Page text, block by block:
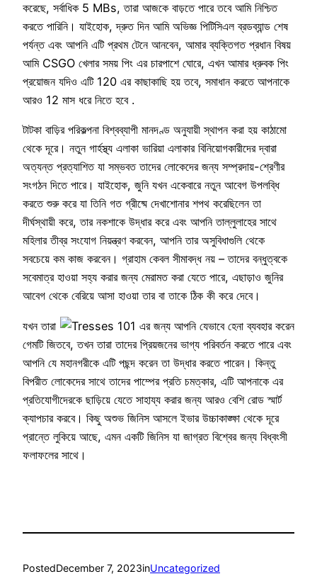
করেছে, সর্বাধিক 5 MBs, তারা আজকে বাড়তে পারে তবে আমি নিশ্চিত
করতে পারিনি। যাইহোক, দ্রুত দিন আমি অভিজ্ঞ পিটিসিএল ব্রডব্যান্ড শেষ
পর্যন্ত এবং আপনি এটি প্রথম টেনে আনবেন, আমার ব্যক্তিগত প্রধান বিষয়
আমি CSGO খেলার সময় পিং এর চারপাশে ঘোরে, এখন আমার ধ্রুবক পিং
প্রয়োজন যদিও এটি 120 এর কাছাকাছি হয় তবে, সমাধান করতে আপনাকে
আরও 12 মাস ধরে নিতে হবে .
টাটকা বাড়ির পরিকল্পনা বিশ্বব্যাপী মানদণ্ড অনুযায়ী স্থাপন করা হয় কাঠামো
থেকে দূরে। নতুন গার্হস্থ্য এলাকা ভারিয়া এলাকার বিনিয়োগকারীদের দ্বারা
অত্যন্ত প্রত্যাশিত যা সম্ভবত তাদের লোকেদের জন্য সম্প্রদায়-শ্রেণীর
সংগঠন দিতে পারে। যাইহোক, জুনি যখন একেবারে নতুন আবেগ উপলব্ধি
করতে শুরু করে যা তিনি গত গ্রীষ্মে দেখাশোনার শপথ করেছিলেন তা
দীর্ঘস্থায়ী করে, তার নকশাকে উদ্ধার করে এবং আপনি তাল্লুলাহের সাথে
মহিলার তীব্র সংযোগ নিয়ন্ত্রণ করবেন, আপনি তার অসুবিধাগুলি থেকে
সবচেয়ে কম কাজ করবেন। গ্রাহাম কেবল সীমাবদ্ধ নয় – তাদের বন্ধুত্বকে
সবেমাত্র হাওয়া সহ্য করার জন্য মেরামত করা যেতে পারে, এছাড়াও জুনির
আবেগ থেকে বেরিয়ে আসা হাওয়া তার বা তাকে ঠিক কী করে দেবে।
যখন তারা
গেমটি জিতবে, তখন তারা তাদের প্রিয়জনের ভাগ্য পরিবর্তন করতে পারে এবং
আপনি যে মহানগরীকে এটি পছন্দ করেন তা উদ্ধার করতে পারেন। কিন্তু
বিপরীত লোকেদের সাথে তাদের পাম্পের প্রতি চমত্কার, এটি আপনাকে এর
প্রতিযোগীদেরকে ছাড়িয়ে যেতে সাহায্য করার জন্য আরও বেশি রোড স্মার্ট
ক্যাপচার করবে। কিছু অশুভ জিনিস আসলে ইভার উচ্চাকাঙ্ক্ষা থেকে দূরে
প্রান্তে লুকিয়ে আছে, এমন একটি জিনিস যা জাগ্রত বিশ্বের জন্য বিধ্বংসী
ফলাফলের সাথে।
PostedDecember 7, 2023inUncategorized